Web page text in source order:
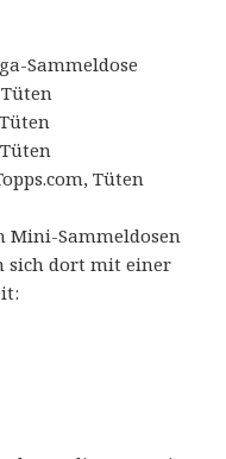
Sammeldose
Tüten
Tüten
Mini-Sammeldosen
sich dort mit einer